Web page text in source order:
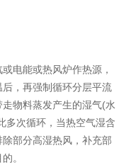
电能或热风炉作热源，
，再强制循环分层平流
物料蒸发产生的湿气(水
多次循环，当热空气湿含
部分高湿热风，补充部
。